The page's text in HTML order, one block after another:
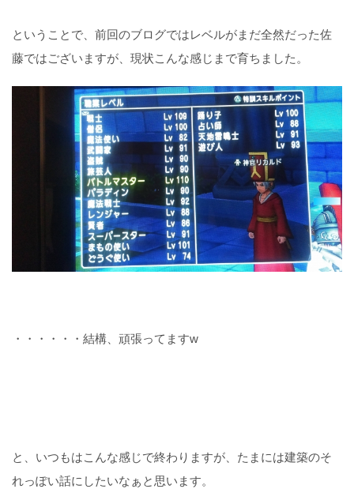
ということで、前回のブログではレベルがまだ全然だった佐
藤ではございますが、現状こんな感じまで育ちました。
・・・・・・結構、頑張ってますw
と、いつもはこんな感じで終わりますが、たまには建築のそ
れっぽい話にしたいなぁと思います。